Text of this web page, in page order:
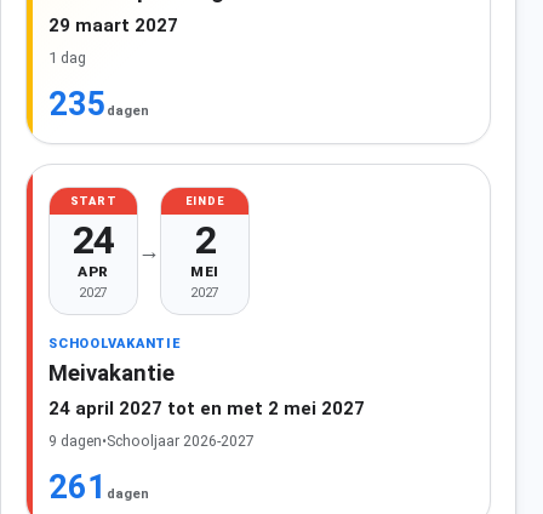
29 maart 2027
1 dag
235 dagen
START
24
APR
2027
→
EINDE
2
MEI
2027
SCHOOLVAKANTIE
Meivakantie
24 april 2027 tot en met 2 mei 2027
9 dagen•Schooljaar 2026-2027
261 dagen